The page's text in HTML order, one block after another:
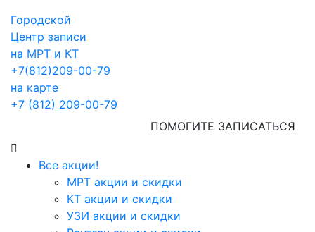
Городской
Центр записи
на МРТ и КТ
+7(812)209-00-79
на карте
+7 (812) 209-00-79
ПОМОГИТЕ ЗАПИСАТЬСЯ
Все акции!
МРТ акции и скидки
КТ акции и скидки
УЗИ акции и скидки